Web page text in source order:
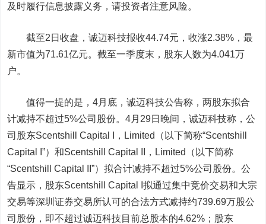
及时履行信息披露义务，请投资者注意风险。
截至2日收盘，诚迈科技报收44.74元，收涨2.38%，最
新市值为71.61亿元。截至一季度末，股东人数为4.041万
户。
值得一提的是，4月底，诚迈科技公告称，两股东拟合
计减持不超过5%公司股份。4月29日晚间，诚迈科技称，公
司股东Scentshill Capital I，Limited（以下简称“Scentshill
Capital I”）和Scentshill Capital II，Limited（以下简称
“Scentshill Capital II”）拟合计减持不超过5%公司股份。公
告显示，股东Scentshill Capital I拟通过集中竞价交易和大宗
交易等深圳证券交易所认可的合法方式减持约739.69万股公
司股份，即不超过诚迈科技目前总股本的4.62%；股东